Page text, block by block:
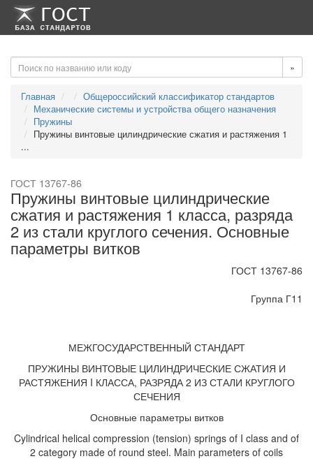
-->-->
»
Главная
Общероссийский классификатор стандартов
Механические системы и устройства общего назначения
Пружины
Пружины винтовые цилиндрические сжатия и растяжения 1
...
ГОСТ 13767-86
Пружины винтовые цилиндрические
сжатия и растяжения 1 класса, разряда
2 из стали круглого сечения. Основные
параметры витков
ГОСТ 13767-86
Группа Г11
МЕЖГОСУДАРСТВЕННЫЙ СТАНДАРТ
ПРУЖИНЫ ВИНТОВЫЕ ЦИЛИНДРИЧЕСКИЕ СЖАТИЯ И
РАСТЯЖЕНИЯ I КЛАССА, РАЗРЯДА 2 ИЗ СТАЛИ КРУГЛОГО
СЕЧЕНИЯ
Основные параметры витков
Cylindrical helical compression (tension) springs of I class and of
2 category made of round steel. Main parameters of coils